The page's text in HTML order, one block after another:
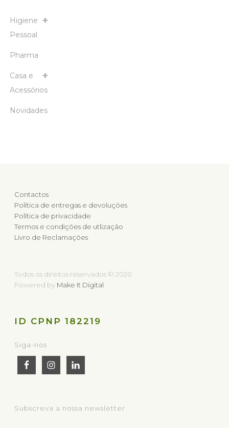
Higiene
Pessoal
Pharma
Casa e
Acessórios
Novidades
Contactos
Política de entregas e devoluções
Política de privacidade
Termos e condições de utlização
Livro de Reclamações
Todos os direitos reservados © 2020
Powered by Make It Digital
ID CPNP 182219
Siga-nos
Subscreva a nossa newsletter